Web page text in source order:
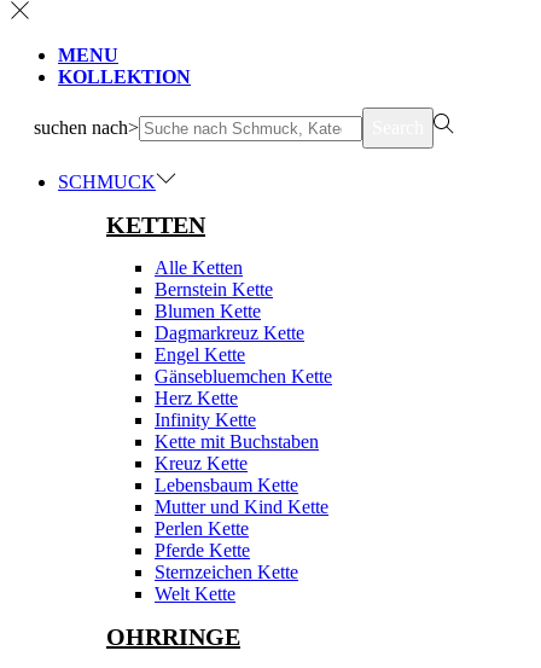
MENU
KOLLEKTION
suchen nach>
SCHMUCK
KETTEN
Alle Ketten
Bernstein Kette
Blumen Kette
Dagmarkreuz Kette
Engel Kette
Gänsebluemchen Kette
Herz Kette
Infinity Kette
Kette mit Buchstaben
Kreuz Kette
Lebensbaum Kette
Mutter und Kind Kette
Perlen Kette
Pferde Kette
Sternzeichen Kette
Welt Kette
OHRRINGE